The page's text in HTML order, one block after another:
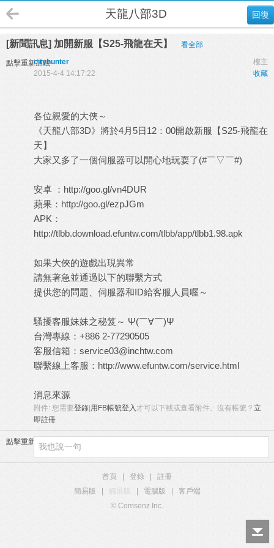
回復
天龍八部3D
[新聞訊息] 加開新服【S25-飛龍在天】 看全部
點擊重新加載 樓主
cityhunter
收藏
2015-4-4 14:17:22
各位親愛的大俠～
《天龍八部3D》將於4月5日12：00開啟新服【S25-飛龍在
天】
大家又多了一個伺服器可以開心地玩耍了(#￣▽￣#)
安卓 ： http://goo.gl/vn4DUR
蘋果： http://goo.gl/ezpJGm
APK：
http://tlbb.download.efuntw.com/tlbb/app/tlbb1.98.apk
如果大俠的遊戲出現異常
請無著急並通過以下的聯繫方式
提供您的問題、伺服器和ID給客服人員喔～
騷擾客服妹妹之秘笈～ Ψ(￣∀￣)Ψ
台灣專線：+886 2-77290505
客服信箱： service03@inchtw.com
聯繫線上客服： http://www.efuntw.com/service.html
消息來源
附件: 您需要登錄 用FB帳號登入才可以下載或查看附件。沒有帳號？ 立
即註冊
點擊重新加載
首頁 登錄
註冊
簡易版
觸屏版 電腦版
客戶端
© Comsenz Inc.